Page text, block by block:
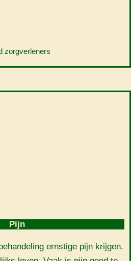
zorgverleners
Pijn
ernstige pijn krijgen.